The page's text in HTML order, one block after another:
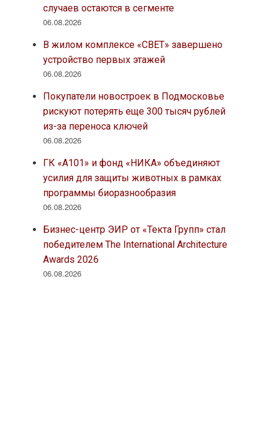
случаев остаются в сегменте
06.08.2026
В жилом комплексе «СВЕТ» завершено
устройство первых этажей
06.08.2026
Покупатели новостроек в Подмосковье
рискуют потерять еще 300 тысяч рублей
из-за переноса ключей
06.08.2026
ГК «А101» и фонд «НИКА» объединяют
усилия для защиты животных в рамках
программы биоразнообразия
06.08.2026
Бизнес-центр ЭИР от «Текта Групп» стал
победителем The International Architecture
Awards 2026
06.08.2026